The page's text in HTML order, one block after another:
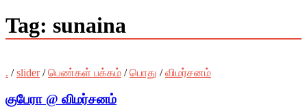
Tag: sunaina
. /slider/பெண்கள் பக்கம் /பொது /விமர்சனம்
குபேரா @ விமர்சனம்